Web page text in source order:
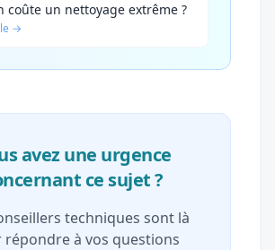
coûte un nettoyage extrême ?
→
avez une urgence
ce sujet ?
techniques sont là
répondre à vos questions